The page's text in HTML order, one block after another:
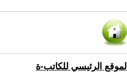
الموقع الرئيسي للكاتب-ة